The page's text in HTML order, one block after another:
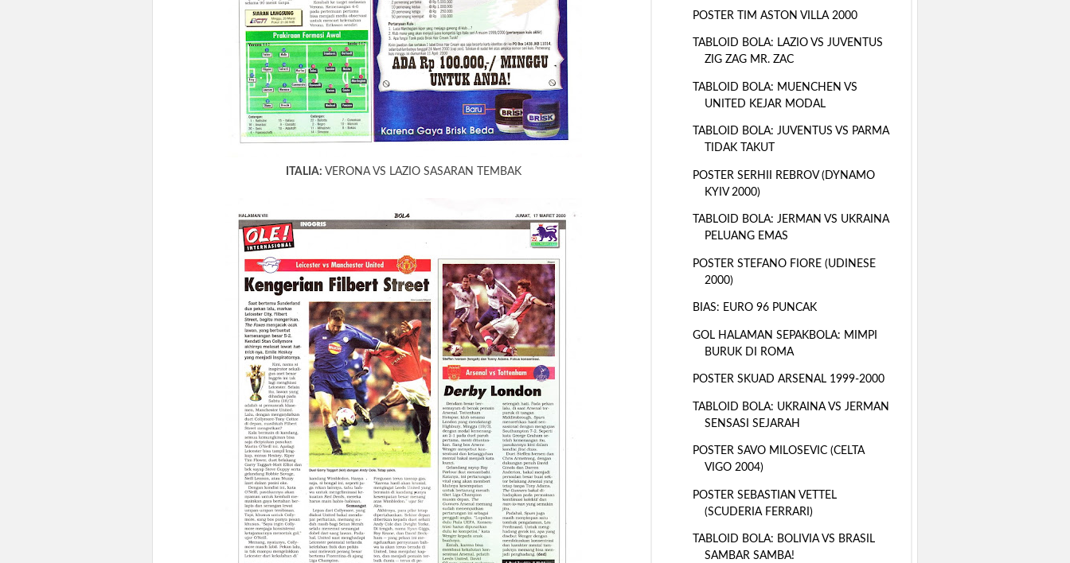
ITALIA: VERONA VS LAZIO SASARAN TEMBAK
POSTER TIM ASTON VILLA 2000
TABLOID BOLA: LAZIO VS JUVENTUS
ZIG ZAG MR. ZAC
TABLOID BOLA: MUENCHEN VS
UNITED KEJAR MODAL
TABLOID BOLA: JUVENTUS VS PARMA
TIDAK TAKUT
POSTER SERHII REBROV (DYNAMO
KYIV 2000)
TABLOID BOLA: JERMAN VS UKRAINA
PELUANG EMAS
POSTER STEFANO FIORE (UDINESE
2000)
BIAS: EURO 96 PUNCAK
GOL HALAMAN SEPAKBOLA: MIMPI
BURUK DI ROMA
POSTER SKUAD ARSENAL 1999-2000
TABLOID BOLA: UKRAINA VS JERMAN
SENSASI SEJARAH
POSTER SAVO MILOSEVIC (CELTA
VIGO 2004)
POSTER SEBASTIAN VETTEL
(SCUDERIA FERRARI)
TABLOID BOLA: BOLIVIA VS BRASIL
SAMBAR SAMBA!